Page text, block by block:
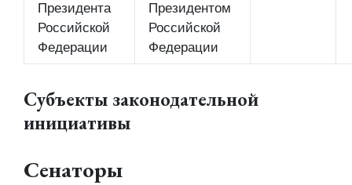
Президента
Российской
Федерации
Президентом
Российской
Федерации
Субъекты законодательной
инициативы
Сенаторы